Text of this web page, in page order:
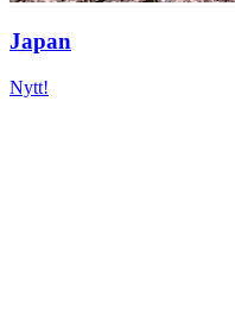
Japan
Nytt!